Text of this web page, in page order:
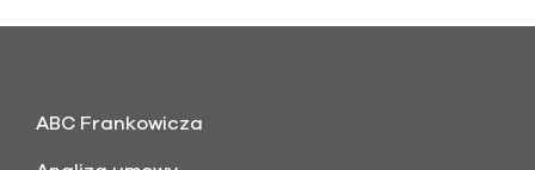
ABC Frankowicza